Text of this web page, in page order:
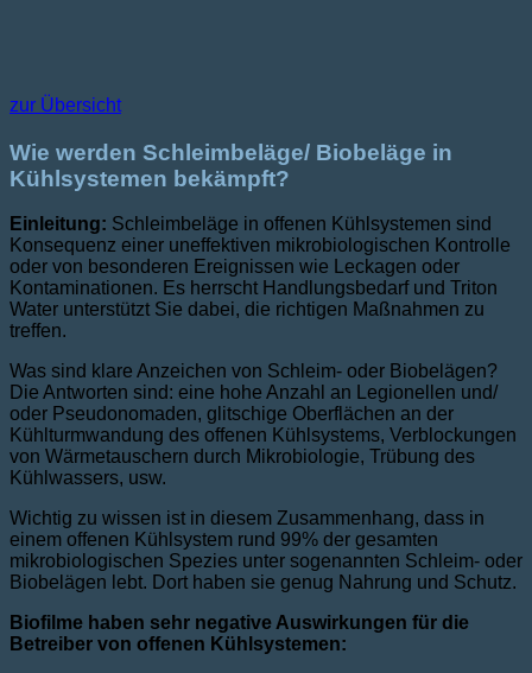
zur Übersicht
Wie werden Schleimbeläge/ Biobeläge in
Kühlsystemen bekämpft?
Einleitung: Schleimbeläge in offenen Kühlsystemen sind
Konsequenz einer uneffektiven mikrobiologischen Kontrolle
oder von besonderen Ereignissen wie Leckagen oder
Kontaminationen. Es herrscht Handlungsbedarf und Triton
Water unterstützt Sie dabei, die richtigen Maßnahmen zu
treffen.
Was sind klare Anzeichen von Schleim- oder Biobelägen?
Die Antworten sind: eine hohe Anzahl an Legionellen und/
oder Pseudonomaden, glitschige Oberflächen an der
Kühlturmwandung des offenen Kühlsystems, Verblockungen
von Wärmetauschern durch Mikrobiologie, Trübung des
Kühlwassers, usw.
Wichtig zu wissen ist in diesem Zusammenhang, dass in
einem offenen Kühlsystem rund 99% der gesamten
mikrobiologischen Spezies unter sogenannten Schleim- oder
Biobelägen lebt. Dort haben sie genug Nahrung und Schutz.
Biofilme haben sehr negative Auswirkungen für die
Betreiber von offenen Kühlsystemen: